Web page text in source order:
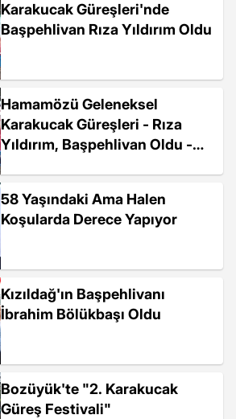
Karakucak Güreşleri'nde
Başpehlivan Rıza Yıldırım Oldu
Hamamözü Geleneksel
Karakucak Güreşleri - Rıza
Yıldırım, Başpehlivan Oldu -
58 Yaşındaki Ama Halen
Koşularda Derece Yapıyor
Kızıldağ'ın Başpehlivanı
İbrahim Bölükbaşı Oldu
Bozüyük'te "2. Karakucak
Güreş Festivali"